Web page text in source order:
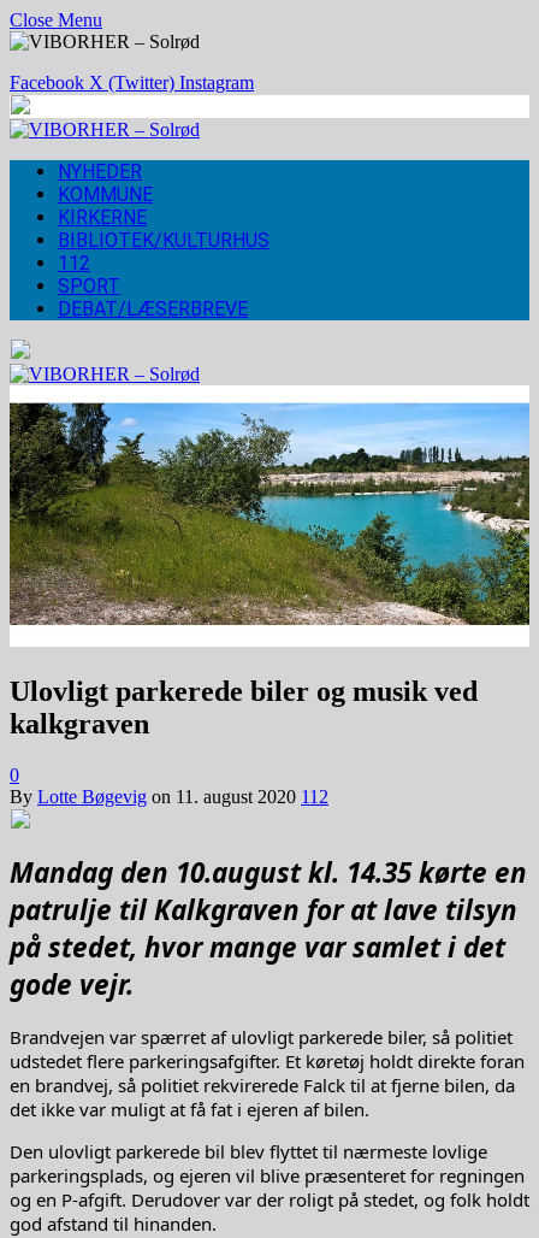
Close Menu
Facebook X (Twitter) Instagram
NYHEDER
KOMMUNE
KIRKERNE
BIBLIOTEK/KULTURHUS
112
SPORT
DEBAT/LÆSERBREVE
Ulovligt parkerede biler og musik ved
kalkgraven
0
By Lotte Bøgevig on 11. august 2020 112
Mandag den 10.august kl. 14.35 kørte en
patrulje til Kalkgraven for at lave tilsyn
på stedet, hvor mange var samlet i det
gode vejr.
Brandvejen var spærret af ulovligt parkerede biler, så politiet
udstedet flere parkeringsafgifter. Et køretøj holdt direkte foran
en brandvej, så politiet rekvirerede Falck til at fjerne bilen, da
det ikke var muligt at få fat i ejeren af bilen.
Den ulovligt parkerede bil blev flyttet til nærmeste lovlige
parkeringsplads, og ejeren vil blive præsenteret for regningen
og en P-afgift. Derudover var der roligt på stedet, og folk holdt
god afstand til hinanden.